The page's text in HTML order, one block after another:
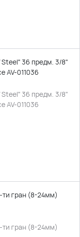
Steel" 36 предм. 3/8"
AV-011036
Steel" 36 предм. 3/8"
AV-011036
ти гран (8-24мм)
ти гран (8-24мм)